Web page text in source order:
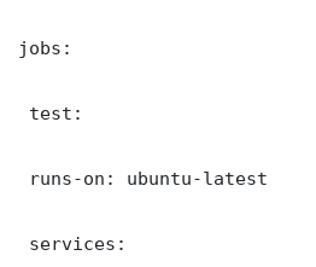
jobs:
test:
runs-on: ubuntu-latest
services: